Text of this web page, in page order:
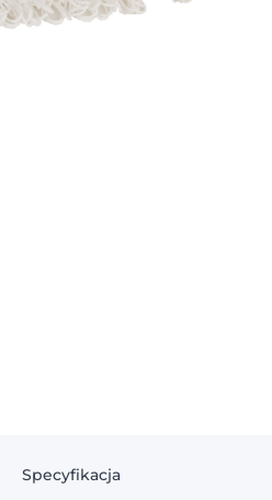
Specyfikacja